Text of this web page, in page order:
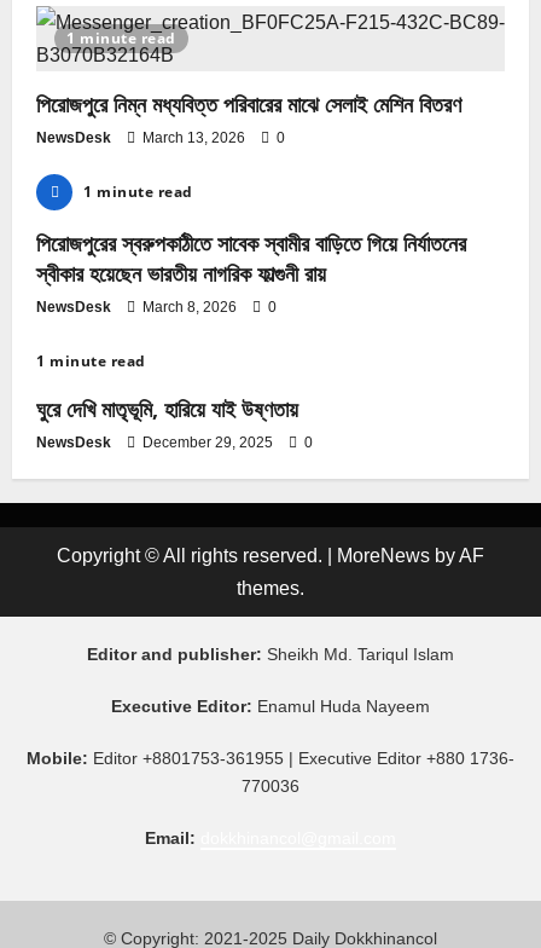
1 minute read
পিরোজপুরে নিম্ন মধ্যবিত্ত পরিবারের মাঝে সেলাই মেশিন বিতরণ
NewsDesk March 13, 2026 0
1 minute read
পিরোজপুরের স্বরুপকাঠীতে সাবেক স্বামীর বাড়িতে গিয়ে নির্যাতনের
স্বীকার হয়েছেন ভারতীয় নাগরিক ফাল্গুনী রায়
NewsDesk March 8, 2026 0
1 minute read
ঘুরে দেখি মাতৃভূমি, হারিয়ে যাই উষ্ণতায়
NewsDesk December 29, 2025 0
Copyright © All rights reserved. MoreNews by AF
themes.
Editor and publisher: Sheikh Md. Tariqul Islam
Executive Editor: Enamul Huda Nayeem
Mobile: Editor +8801753-361955 | Executive Editor +880 1736-
770036
Email:
© Copyright: 2021-2025 Daily Dokkhinancol